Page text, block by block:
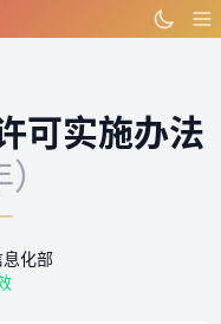
可实施办法
化部